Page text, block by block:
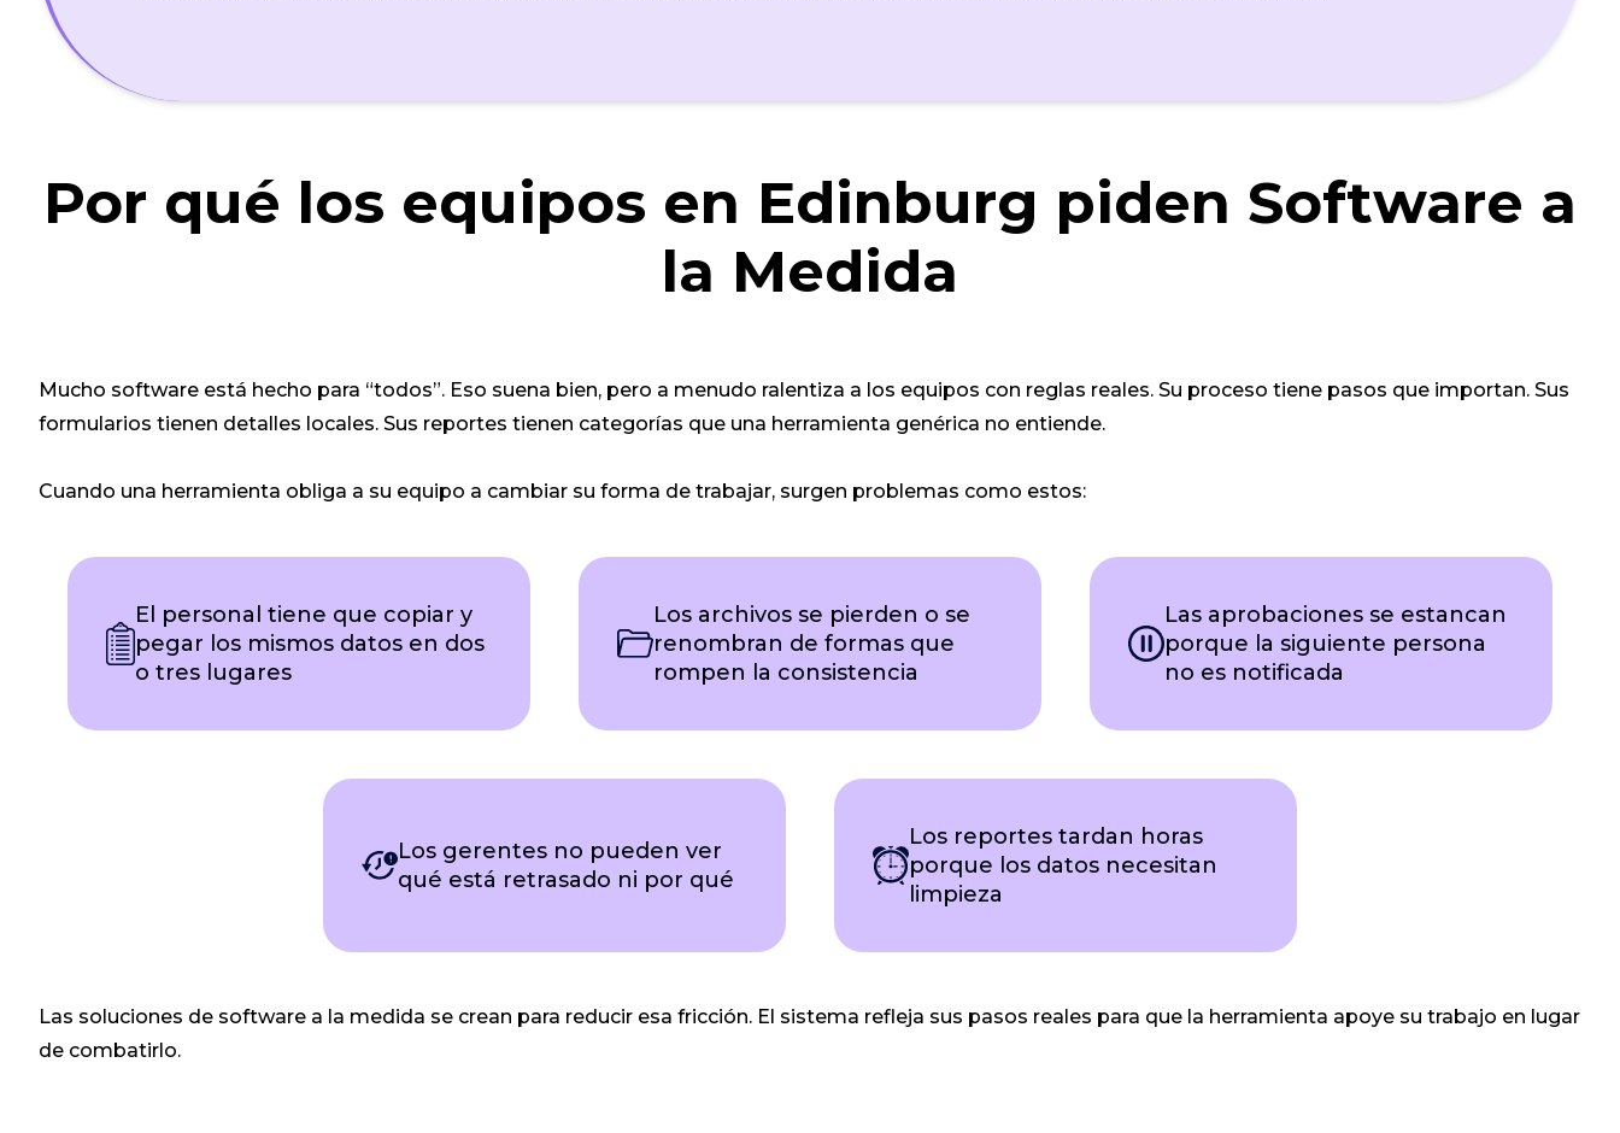
Por qué los equipos en Edinburg piden Software a
la Medida
Mucho software está hecho para “todos”. Eso suena bien, pero a menudo ralentiza a los equipos con reglas reales. Su proceso tiene pasos que importan. Sus
formularios tienen detalles locales. Sus reportes tienen categorías que una herramienta genérica no entiende.
Cuando una herramienta obliga a su equipo a cambiar su forma de trabajar, surgen problemas como estos:
El personal tiene que copiar y
pegar los mismos datos en dos
o tres lugares
Los archivos se pierden o se
renombran de formas que
rompen la consistencia
Las aprobaciones se estancan
porque la siguiente persona
no es notificada
Los gerentes no pueden ver
qué está retrasado ni por qué
Los reportes tardan horas
porque los datos necesitan
limpieza
Las soluciones de software a la medida se crean para reducir esa fricción. El sistema refleja sus pasos reales para que la herramienta apoye su trabajo en lugar
de combatirlo.